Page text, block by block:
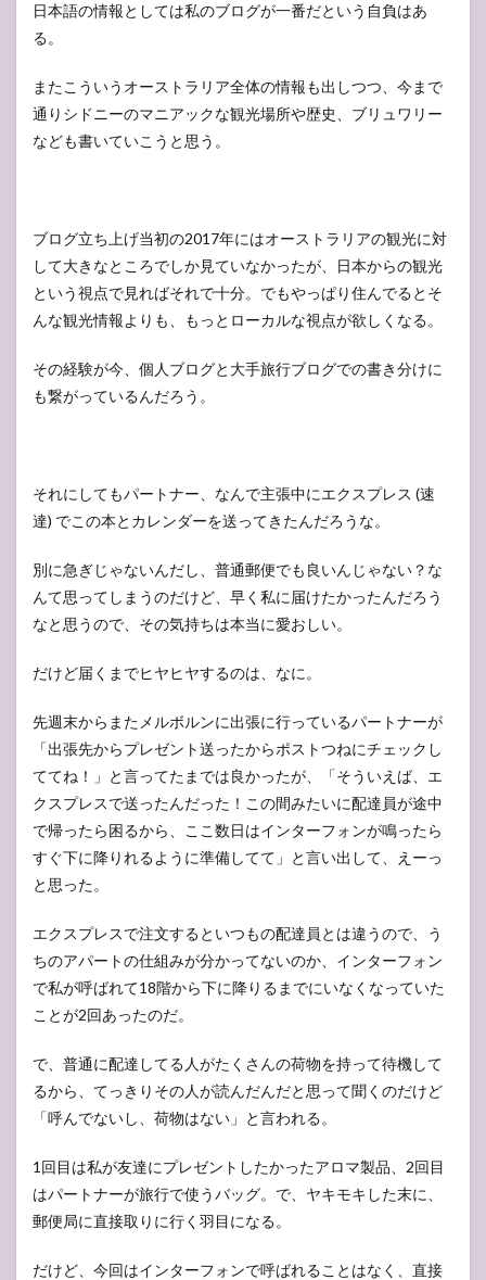
日本語の情報としては私のブログが一番だという自負はあ
る。
またこういうオーストラリア全体の情報も出しつつ、今まで
通りシドニーのマニアックな観光場所や歴史、ブリュワリー
なども書いていこうと思う。
ブログ立ち上げ当初の2017年にはオーストラリアの観光に対
して大きなところでしか見ていなかったが、日本からの観光
という視点で見ればそれで十分。でもやっぱり住んでるとそ
んな観光情報よりも、もっとローカルな視点が欲しくなる。
その経験が今、個人ブログと大手旅行ブログでの書き分けに
も繋がっているんだろう。
それにしてもパートナー、なんで主張中にエクスプレス (速
達) でこの本とカレンダーを送ってきたんだろうな。
別に急ぎじゃないんだし、普通郵便でも良いんじゃない？な
んて思ってしまうのだけど、早く私に届けたかったんだろう
なと思うので、その気持ちは本当に愛おしい。
だけど届くまでヒヤヒヤするのは、なに。
先週末からまたメルボルンに出張に行っているパートナーが
「出張先からプレゼント送ったからポストつねにチェックし
ててね！」と言ってたまでは良かったが、「そういえば、エ
クスプレスで送ったんだった！この間みたいに配達員が途中
で帰ったら困るから、ここ数日はインターフォンが鳴ったら
すぐ下に降りれるように準備してて」と言い出して、えーっ
と思った。
エクスプレスで注文するといつもの配達員とは違うので、う
ちのアパートの仕組みが分かってないのか、インターフォン
で私が呼ばれて18階から下に降りるまでにいなくなっていた
ことが2回あったのだ。
で、普通に配達してる人がたくさんの荷物を持って待機して
るから、てっきりその人が読んだんだと思って聞くのだけど
「呼んでないし、荷物はない」と言われる。
1回目は私が友達にプレゼントしたかったアロマ製品、2回目
はパートナーが旅行で使うバッグ。で、ヤキモキした末に、
郵便局に直接取りに行く羽目になる。
だけど、今回はインターフォンで呼ばれることはなく、直接